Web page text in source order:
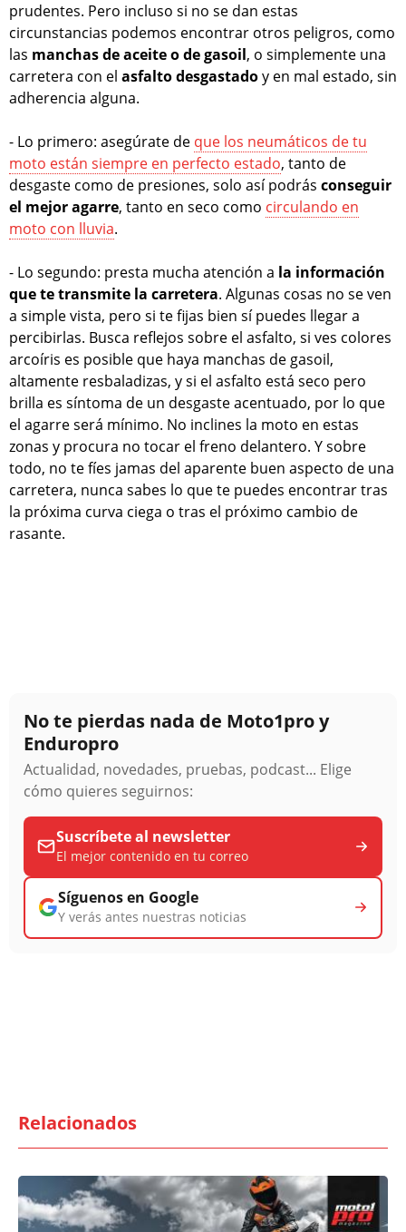
prudentes. Pero incluso si no se dan estas
circunstancias podemos encontrar otros peligros, como
las manchas de aceite o de gasoil, o simplemente una
carretera con el asfalto desgastadoy en mal estado, sin
adherencia alguna.
- Lo primero: asegúrate de que los neumáticos de tu
moto están siempre en perfecto estado, tanto de
desgaste como de presiones, solo así podrás conseguir
el mejor agarre, tanto en seco como circulando en
moto con lluvia.
- Lo segundo: presta mucha atención a la información
que te transmite la carretera. Algunas cosas no se ven
a simple vista, pero si te fijas bien sí puedes llegar a
percibirlas. Busca reflejos sobre el asfalto, si ves colores
arcoíris es posible que haya manchas de gasoil,
altamente resbaladizas, y si el asfalto está seco pero
brilla es síntoma de un desgaste acentuado, por lo que
el agarre será mínimo. No inclines la moto en estas
zonas y procura no tocar el freno delantero. Y sobre
todo, no te fíes jamas del aparente buen aspecto de una
carretera, nunca sabes lo que te puedes encontrar tras
la próxima curva ciega o tras el próximo cambio de
rasante.
No te pierdas nada de Moto1pro y
Enduropro
Actualidad, novedades, pruebas, podcast... Elige
cómo quieres seguirnos:
Suscríbete al newsletter
El mejor contenido en tu correo
Síguenos en Google
Y verás antes nuestras noticias
Relacionados